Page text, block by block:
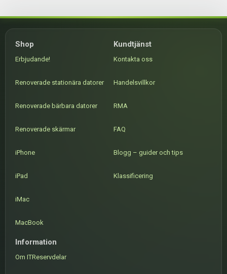
Shop
Erbjudande!
Renoverade stationära datorer
Renoverade bärbara datorer
Renoverade skärmar
iPhone
iPad
iMac
MacBook
Kundtjänst
Kontakta oss
Handelsvillkor
RMA
FAQ
Blogg – guider och tips
Klassificering
Information
Om ITReservdelar